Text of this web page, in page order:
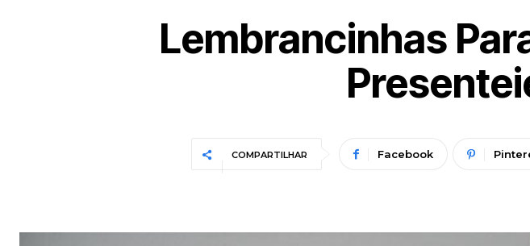
Lembrancinhas
COMPARTILHAR Facebook